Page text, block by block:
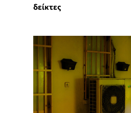
δείκτες